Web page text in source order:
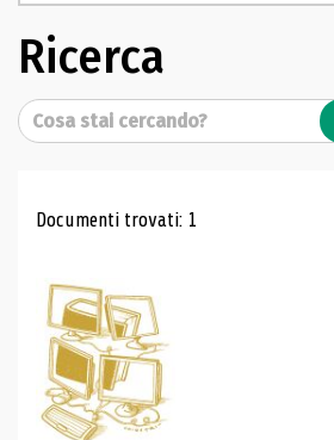
Ricerca
Cerca
Risultati di
Documenti trovati: 1